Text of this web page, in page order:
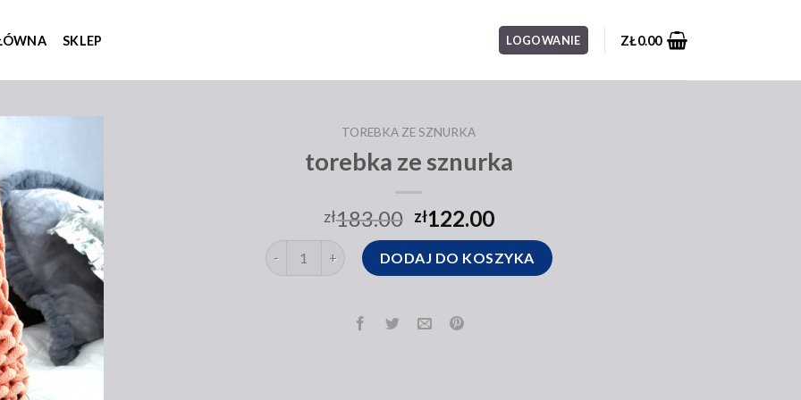
SKLEP LOGOWANIE ZŁ0.00
TOREBKA ZE SZNURKA
torebka ze sznurka
zł183.00 zł122.00
ilość torebka ze sznurkaDODAJ DO KOSZYKA